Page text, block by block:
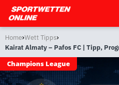
Home›Wett Tipps›
Kairat Almaty – Pafos FC | Tipp,
Champions League